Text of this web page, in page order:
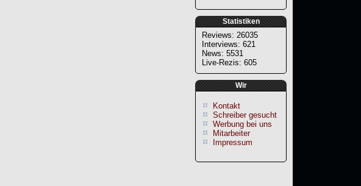
Statistiken
Reviews: 26035
Interviews: 621
News: 5531
Live-Rezis: 605
Wir
Kontakt
Schreiber gesucht
Werbung bei uns
Mitarbeiter
Impressum